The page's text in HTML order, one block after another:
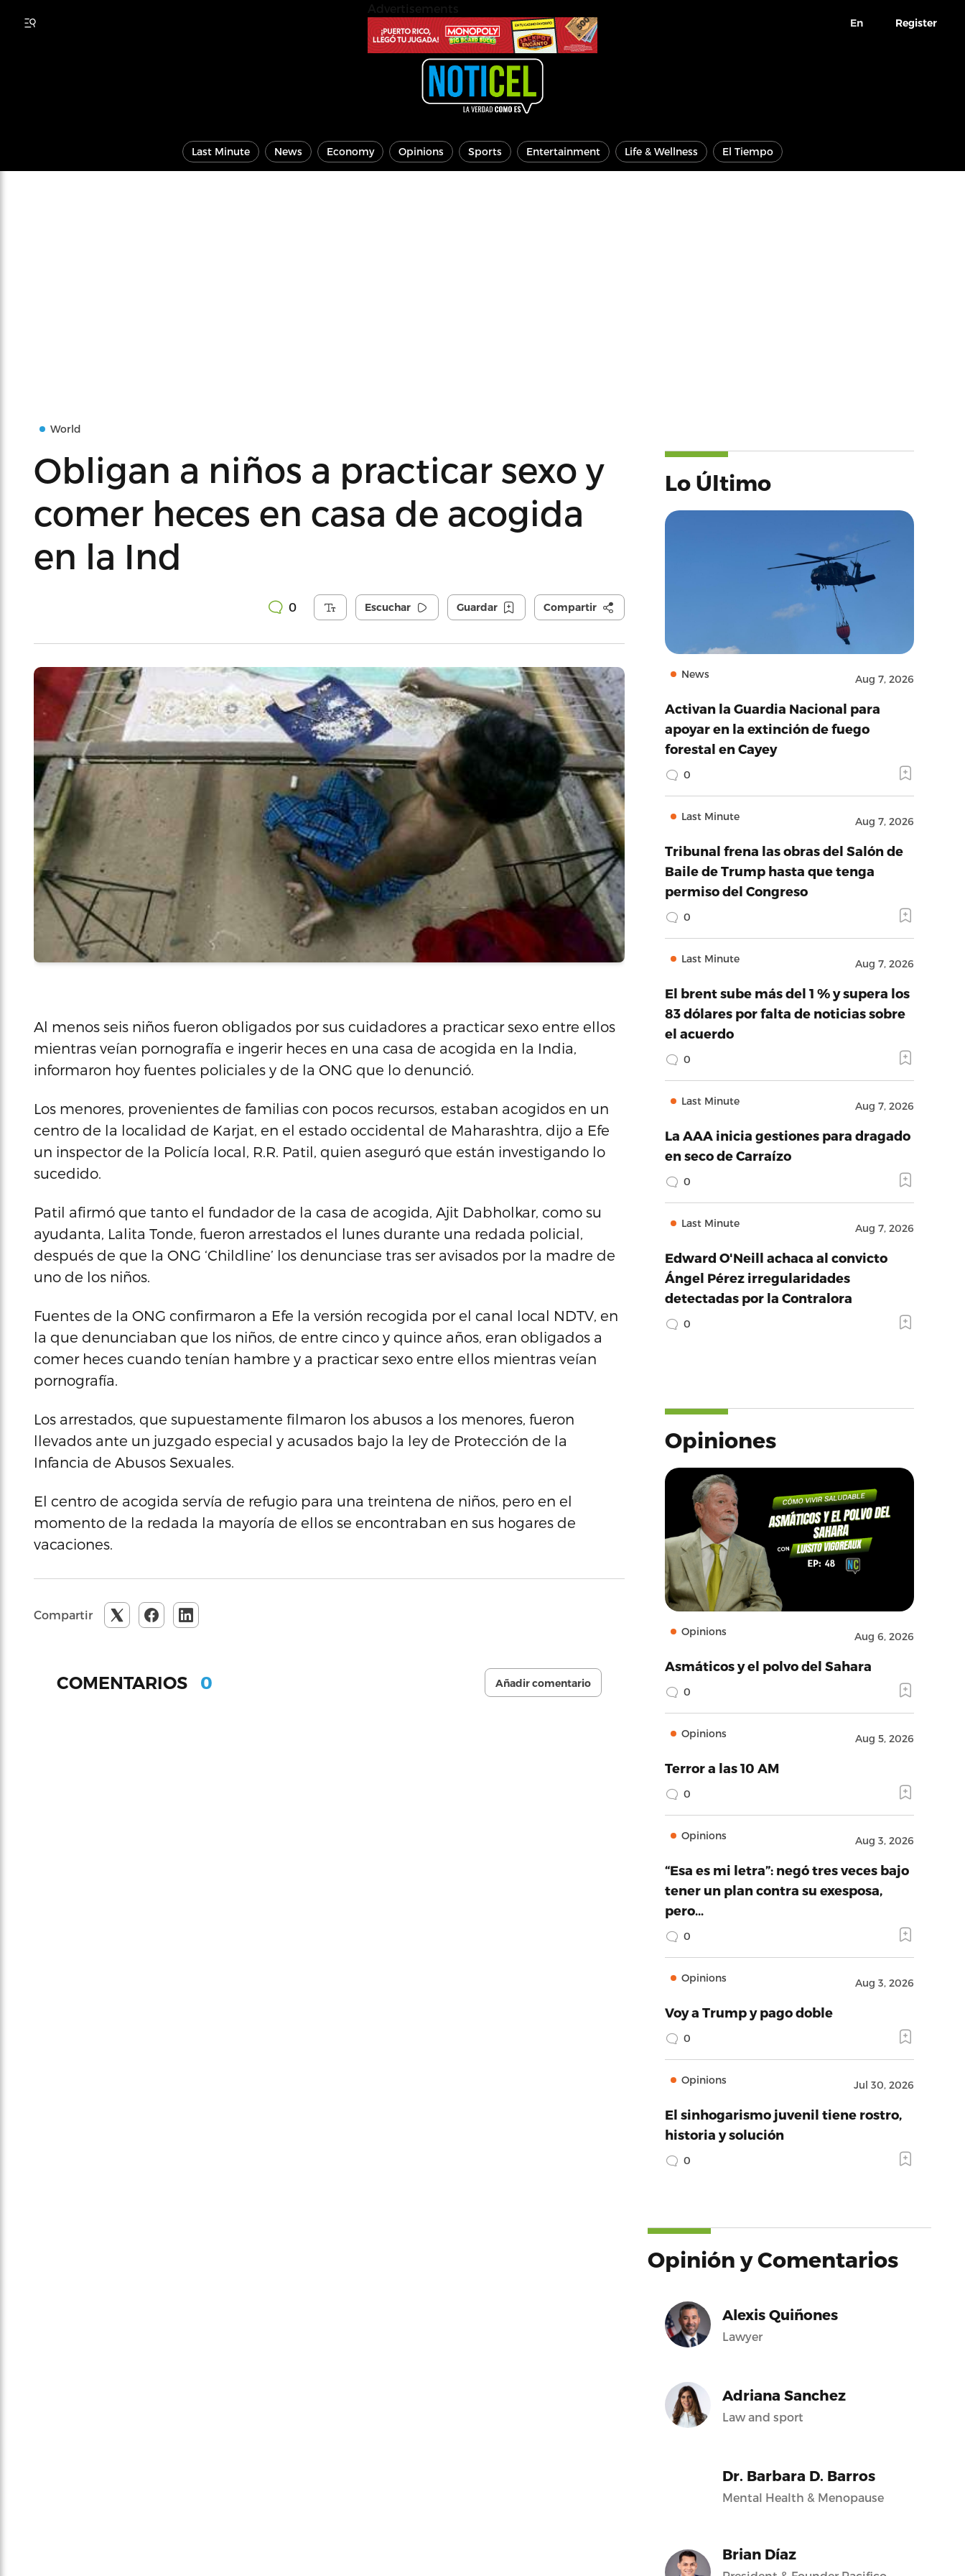
En Register
Last Minute News Economy Opinions Sports Entertainment Life & Wellness El Tiempo
World
Obligan a niños a practicar sexo y
comer heces en casa de acogida
en la Ind
0 Escuchar Guardar Compartir
Al menos seis niños fueron obligados por sus cuidadores a practicar sexo entre ellos
mientras veían pornografía e ingerir heces en una casa de acogida en la India,
informaron hoy fuentes policiales y de la ONG que lo denunció.
Los menores, provenientes de familias con pocos recursos, estaban acogidos en un
centro de la localidad de Karjat, en el estado occidental de Maharashtra, dijo a Efe
un inspector de la Policía local, R.R. Patil, quien aseguró que están investigando lo
sucedido.
Patil afirmó que tanto el fundador de la casa de acogida, Ajit Dabholkar, como su
ayudanta, Lalita Tonde, fueron arrestados el lunes durante una redada policial,
después de que la ONG ‘Childline’ los denunciase tras ser avisados por la madre de
uno de los niños.
Fuentes de la ONG confirmaron a Efe la versión recogida por el canal local NDTV, en
la que denunciaban que los niños, de entre cinco y quince años, eran obligados a
comer heces cuando tenían hambre y a practicar sexo entre ellos mientras veían
pornografía.
Los arrestados, que supuestamente filmaron los abusos a los menores, fueron
llevados ante un juzgado especial y acusados bajo la ley de Protección de la
Infancia de Abusos Sexuales.
El centro de acogida servía de refugio para una treintena de niños, pero en el
momento de la redada la mayoría de ellos se encontraban en sus hogares de
vacaciones.
Compartir
COMENTARIOS 0 Añadir comentario
Lo Último
News Aug 7, 2026
Activan la Guardia Nacional para
apoyar en la extinción de fuego
forestal en Cayey
0
Last Minute Aug 7, 2026
Tribunal frena las obras del Salón de
Baile de Trump hasta que tenga
permiso del Congreso
0
Last Minute Aug 7, 2026
El brent sube más del 1 % y supera los
83 dólares por falta de noticias sobre
el acuerdo
0
Last Minute Aug 7, 2026
La AAA inicia gestiones para dragado
en seco de Carraízo
0
Last Minute Aug 7, 2026
Edward O'Neill achaca al convicto
Ángel Pérez irregularidades
detectadas por la Contralora
0
Opiniones
Opinions Aug 6, 2026
Asmáticos y el polvo del Sahara
0
Opinions Aug 5, 2026
Terror a las 10 AM
0
Opinions Aug 3, 2026
“Esa es mi letra”: negó tres veces bajo
tener un plan contra su exesposa,
pero…
0
Opinions Aug 3, 2026
Voy a Trump y pago doble
0
Opinions Jul 30, 2026
El sinhogarismo juvenil tiene rostro,
historia y solución
0
Opinión y Comentarios
Alexis Quiñones
Lawyer
Adriana Sanchez
Law and sport
Dr. Barbara D. Barros
Mental Health & Menopause
Brian Díaz